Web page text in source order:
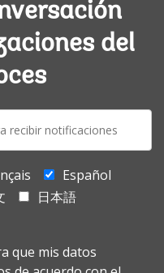
del
Español
日本語
que mis datos